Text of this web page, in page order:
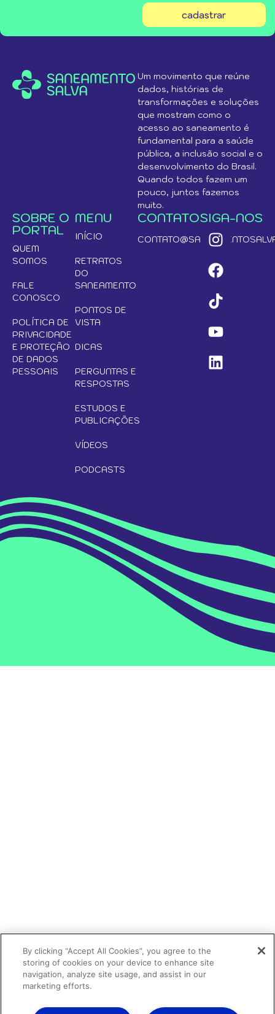
cadastrar
Um movimento que reúne
dados, histórias de
transformações e soluções
que mostram como o
acesso ao saneamento é
fundamental para a saúde
pública, a inclusão social e o
desenvolvimento do Brasil.
Quando todos fazem um
pouco, juntos fazemos
muito.
SOBRE O
PORTAL
QUEM
SOMOS
FALE
CONOSCO
POLÍTICA DE
PRIVACIDADE
E PROTEÇÃO
DE DADOS
PESSOAIS
MENU
INÍCIO
RETRATOS
DO
SANEAMENTO
PONTOS DE
VISTA
DICAS
PERGUNTAS E
RESPOSTAS
ESTUDOS E
PUBLICAÇÕES
VÍDEOS
PODCASTS
CONTATOSIGA-NOS
By clicking “Accept All Cookies”, you agree to the
storing of cookies on your device to enhance site
navigation, analyze site usage, and assist in our
marketing efforts.